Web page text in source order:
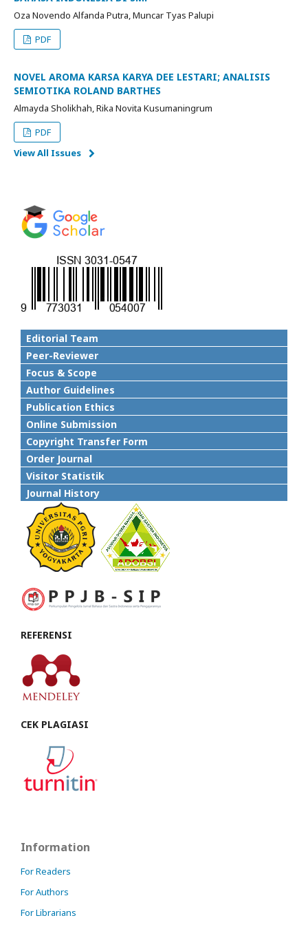
Oza Novendo Alfanda Putra, Muncar Tyas Palupi
PDF
NOVEL AROMA KARSA KARYA DEE LESTARI; ANALISIS
SEMIOTIKA ROLAND BARTHES
Almayda Sholikhah, Rika Novita Kusumaningrum
PDF
View All Issues
Editorial Team
Peer-Reviewer
Focus & Scope
Author Guidelines
Publication Ethics
Online Submission
Copyright Transfer Form
Order Journal
Visitor Statistik
Journal History
REFERENSI
CEK PLAGIASI
Information
For Readers
For Authors
For Librarians